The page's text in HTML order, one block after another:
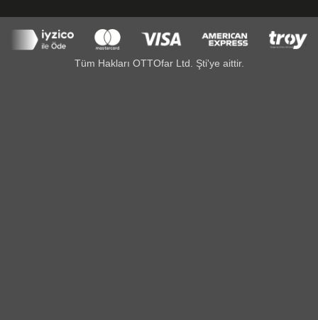
Tüm Hakları OTTOfar Ltd. Şti'ye aittir.